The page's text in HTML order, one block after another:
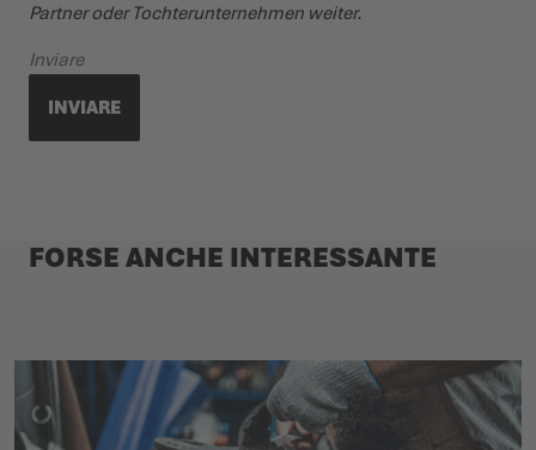
Partner oder Tochterunternehmen weiter.
Inviare
INVIARE
FORSE ANCHE INTERESSANTE